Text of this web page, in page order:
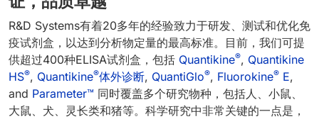
R&D Systems有着20多年的经验致力于研发、测试和优化免
疫试剂盒，以达到分析物定量的最高标准。目前，我们可提
供超过400种ELISA试剂盒，包括 Quantikine®, Quantikine
HS®, Quantikine®体外诊断, QuantiGlo®, Fluorokine® E,
and Parameter™ 同时覆盖多个研究物种，包括人、小鼠、
大鼠、犬、灵长类和猪等。科学研究中非常关键的一点是，